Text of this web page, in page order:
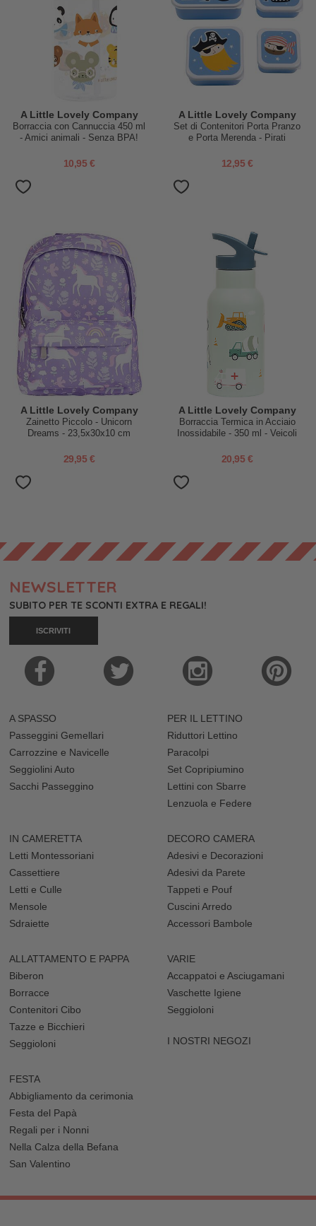
A Little Lovely Company
Borraccia con Cannuccia 450 ml
- Amici animali - Senza BPA!
10,95 €
A Little Lovely Company
Set di Contenitori Porta Pranzo
e Porta Merenda - Pirati
12,95 €
A Little Lovely Company
Zainetto Piccolo - Unicorn
Dreams - 23,5x30x10 cm
29,95 €
A Little Lovely Company
Borraccia Termica in Acciaio
Inossidabile - 350 ml - Veicoli
20,95 €
NEWSLETTER
SUBITO PER TE SCONTI EXTRA E REGALI!
ISCRIVITI
A SPASSO
Passeggini Gemellari
Carrozzine e Navicelle
Seggiolini Auto
Sacchi Passeggino
PER IL LETTINO
Riduttori Lettino
Paracolpi
Set Copripiumino
Lettini con Sbarre
Lenzuola e Federe
IN CAMERETTA
Letti Montessoriani
Cassettiere
Letti e Culle
Mensole
Sdraiette
DECORO CAMERA
Adesivi e Decorazioni
Adesivi da Parete
Tappeti e Pouf
Cuscini Arredo
Accessori Bambole
ALLATTAMENTO E PAPPA
Biberon
Borracce
Contenitori Cibo
Tazze e Bicchieri
Seggioloni
VARIE
Accappatoi e Asciugamani
Vaschette Igiene
Seggioloni
I NOSTRI NEGOZI
FESTA
Abbigliamento da cerimonia
Festa del Papà
Regali per i Nonni
Nella Calza della Befana
San Valentino